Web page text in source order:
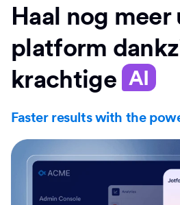
Haal nog
platform
krachtige AI
Faster results with the